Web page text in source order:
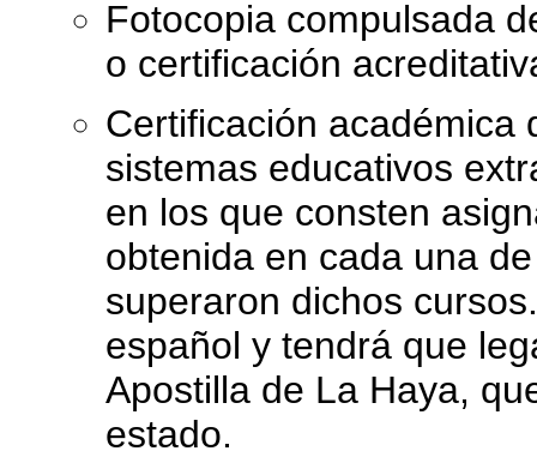
Fotocopia compulsada
o certificación
Certificación académica
sistemas educativos
en los que consten
obtenida en cada una
superaron dichos
español y tendrá que
Apostilla de La Haya,
estado.